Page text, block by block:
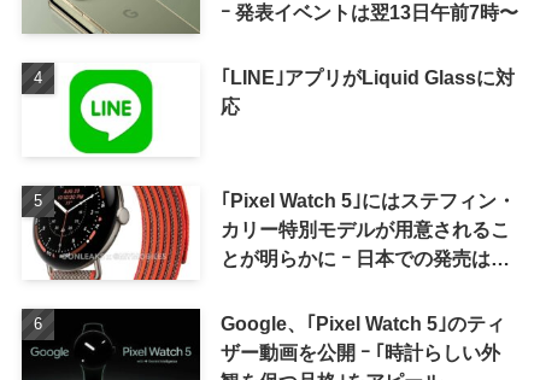
ｰ 発表イベントは翌13日午前7時〜
｢LINE｣アプリがLiquid Glassに対
応
｢Pixel Watch 5｣にはステフィン・
カリー特別モデルが用意されるこ
とが明らかに ｰ 日本での発売は期
Google、｢Pixel Watch 5｣のティ
ザー動画を公開 ｰ ｢時計らしい外